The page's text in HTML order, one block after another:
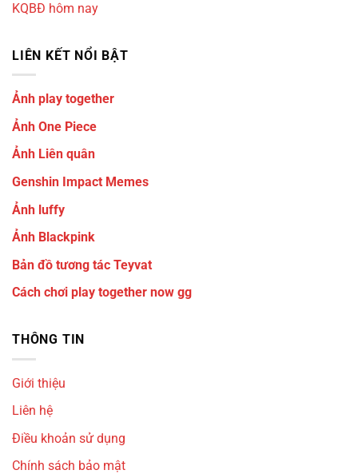
KQBĐ hôm nay
LIÊN KẾT NỔI BẬT
Ảnh play together
Ảnh One Piece
Ảnh Liên quân
Genshin Impact Memes
Ảnh luffy
Ảnh Blackpink
Bản đồ tương tác Teyvat
Cách chơi play together now gg
THÔNG TIN
Giới thiệu
Liên hệ
Điều khoản sử dụng
Chính sách bảo mật